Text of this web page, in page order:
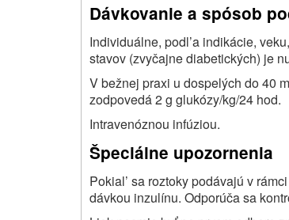
Dávkovanie a spósob
Individuálne, podl’a indikácie,
stavov (zvyčajne diabetických) je
V bežnej praxi u dospelých do 40
zodpovedá 2 g glukózy/kg/24 hod.
Intravenóznou infúziou.
Špeciálne upozornenia
Pokial’ sa roztoky podávajú v
dávkou inzulínu. Odporúča sa